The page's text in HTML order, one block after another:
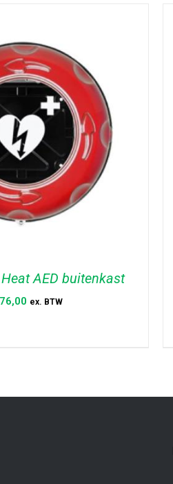
AED buitenkast
ex. BTW